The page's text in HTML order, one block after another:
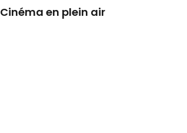
Cinéma en plein air